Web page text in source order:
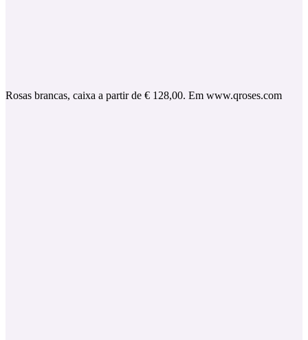
Rosas brancas, caixa a partir de € 128,00. Em www.qroses.com